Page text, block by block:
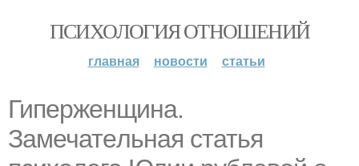
ПСИХОЛОГИЯ ОТНОШЕНИЙ
главная новости статьи
Гипeржeнщина.
Замечатeльная cтатья